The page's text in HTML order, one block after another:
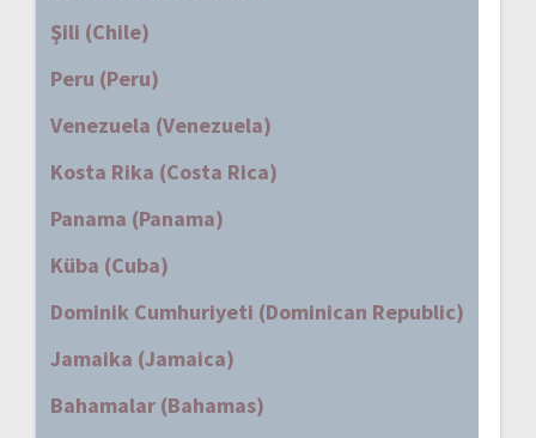
Şili (Chile)
Peru (Peru)
Venezuela (Venezuela)
Kosta Rika (Costa Rica)
Panama (Panama)
Küba (Cuba)
Dominik Cumhuriyeti (Dominican Republic)
Jamaika (Jamaica)
Bahamalar (Bahamas)